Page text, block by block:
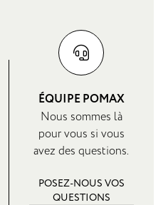
ÉQUIPE POMAX
Nous sommes là
pour vous si vous
avez des questions.
POSEZ-NOUS VOS
QUESTIONS